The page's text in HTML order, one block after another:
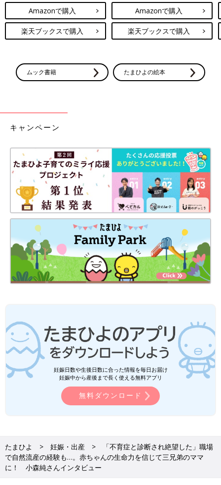
抱っこできるのかな？」と思っていました。三男を妊娠中に切迫
流産の診断をされてしまい、その時は「ついにきてしまっ
た……」 と思って常に心配でした。
子は大丈夫だな！」と思えましたね。
――小森さんのYouTubeチャンネルで、出産時の動画を拝見しま
小森さん：YouTubeのコメント欄や、ツイッターのDMなどで、
いろいろな声はいただきました。もしかしたら批判されたりする
のかな？と思っていたんですが、みなさん温かい声ばかりでうれ
しかったです。不育症など同じような悩みを抱えている方からの
声もあって、「励みになりました」という言葉もたくさんいただ
きました。
私も不育症と診断された時は、「もうダメなんだな」って思った
けど、三男を自然妊娠することができて、無事に誕生したんだよ
ということを伝えたかったこともあります。大学病院の先生から
「薬はお守り代わりであって、最後は赤ちゃんの生命力を信じる
しかないよ」と言われました。この子の生命力を信じられるの
YouTubeチャンネル「JUN CHANNEL」はこちらから。 【出産
Vlog】不育症を乗り越えた第3子出産の瞬間に完全密着。自然分
Amazonで購入
楽天ブックスで購入
Amazonで購入
楽天ブックスで購入
ムック書籍 たまひよの絵本
キャンペーン
妊娠日数や生後日数に合った情報を毎日お届け
妊娠中から産後まで長く使える無料アプリ
無料ダウンロード
たまひよ 妊娠・出産
「不育症と診断され絶望した」職場
で自然流産の経験も…。赤ちゃんの生命力を信じて三兄弟のママ
に！ 小森純さんインタビュー